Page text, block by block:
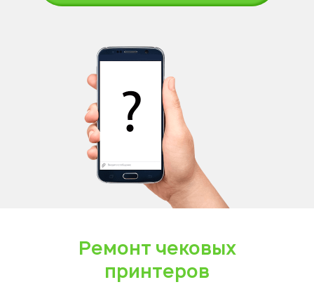
Ремонт чековых
принтеров